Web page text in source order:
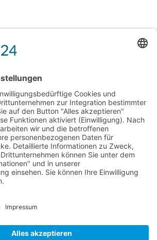
inspirierende Journaltipps, die
kannst. Melde dich jetzt für
an und lass dich kreativ
abonnieren